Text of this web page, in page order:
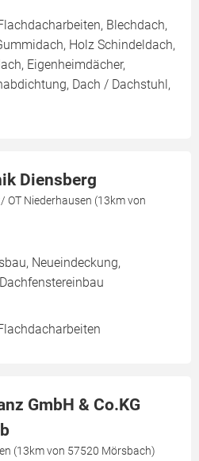
Blechdach,
Holz Schindeldach,
Eigenheimdächer,
Dach / Dachstuhl,
Diensberg
Niederhausen (13km von
Neueindeckung,
GmbH & Co.KG
(13km von 57520 Mörsbach)